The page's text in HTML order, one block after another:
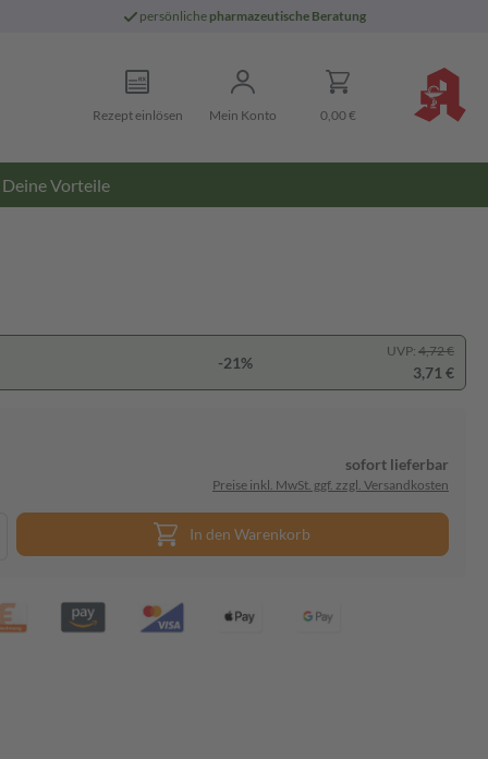
persönliche pharmazeutische Beratung
Rezept einlösen Mein Konto 0,00 €
Deine Vorteile
-21%
UVP: 4,72 €
3,71 €
sofort lieferbar
Preise inkl. MwSt. ggf. zzgl. Versandkosten
In den Warenkorb